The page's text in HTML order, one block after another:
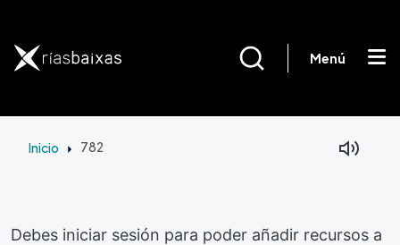
Menú
Inicio 782
Debes iniciar sesión para poder añadir recursos a